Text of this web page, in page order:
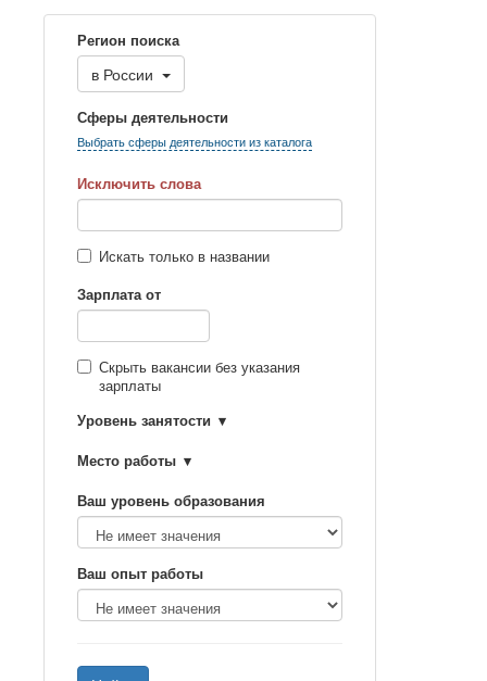
Регион поиска
в России
Сферы деятельности
Выбрать сферы деятельности из каталога
Исключить слова
Искать только в названии
Зарплата от
Скрыть вакансии без указания
зарплаты
Уровень занятости
Место работы
Ваш уровень образования
Ваш опыт работы